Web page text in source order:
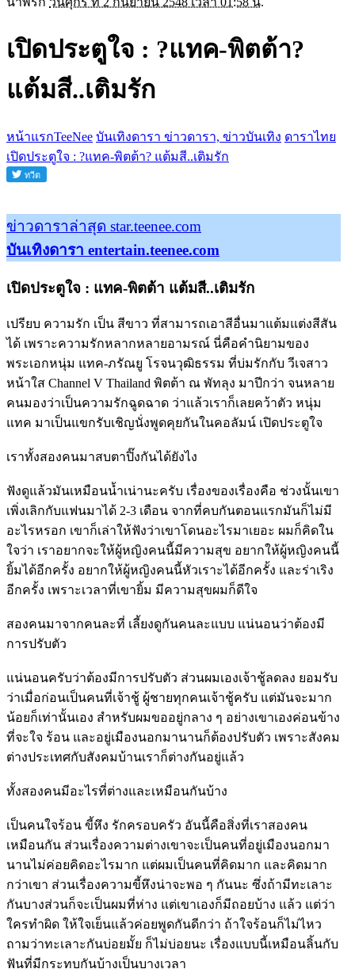
เปิดประตูใจ : ?แทค-พิตต้า?
แต้มสี..เติมรัก
หน้าแรกTeeNee บันเทิงดารา ข่าวดารา, ข่าวบันเทิง ดาราไทย
เปิดประตูใจ : ?แทค-พิตต้า? แต้มสี..เติมรัก
ข่าวดาราล่าสุด star.teenee.com
บันเทิงดารา entertain.teenee.com
เปิดประตูใจ : แทค-พิตต้า แต้มสี..เติมรัก
เปรียบ ความรัก เป็น สีขาว ที่สามารถเอาสีอื่นมาแต้มแต่งสีสัน
ได้ เพราะความรักหลากหลายอามรณ์ นี่คือคำนิยามของ
พระเอกหนุ่ม แทค-ภรัณยู โรจนวุฒิธรรม ที่บ่มรักกับ วีเจสาว
หน้าใส Channel V Thailand พิตต้า ณ พัทลุง มาปีกว่า จนหลาย
คนมองว่าเป็นความรักฉูดฉาด ว่าแล้วเราก็เลยคว้าตัว หนุ่ม
แทค มาเป็นแขกรับเชิญนั่งพูดคุยกันในคอลัมน์ เปิดประตูใจ
เราทั้งสองคนมาสบตาปิ๊งกันได้ยังไง
ฟังดูแล้วมันเหมือนน้ำเน่านะครับ เรื่องของเรื่องคือ ช่วงนั้นเขา
เพิ่งเลิกกับแฟนมาได้ 2-3 เดือน จากที่คบกันตอนแรกมันก็ไม่มี
อะไรหรอก เขาก็เล่าให้ฟังว่าเขาโดนอะไรมาเยอะ ผมก็คิดใน
ใจว่า เราอยากจะให้ผู้หญิงคนนี้มีความสุข อยากให้ผู้หญิงคนนี้
ยิ้มได้อีกครั้ง อยากให้ผู้หญิงคนนี้หัวเราะได้อีกครั้ง และร่าเริง
อีกครั้ง เพราะเวลาที่เขายิ้ม มีความสุขผมก็ดีใจ
สองคนมาจากคนละที่ เลี้ยงดูกันคนละแบบ แน่นอนว่าต้องมี
การปรับตัว
แน่นอนครับว่าต้องมีการปรับตัว ส่วนผมเองเจ้าชู้ลดลง ยอมรับ
ว่าเมื่อก่อนเป็นคนที่เจ้าชู้ ผู้ชายทุกคนเจ้าชู้ครับ แต่มันจะมาก
น้อยก็เท่านั้นเอง สำหรับผมขออยู่กลาง ๆ อย่างเขาเองค่อนข้าง
ที่จะใจ ร้อน และอยู่เมืองนอกมานานก็ต้องปรับตัว เพราะสังคม
ต่างประเทศกับสังคมบ้านเราก็ต่างกันอยู่แล้ว
ทั้งสองคนมีอะไรที่ต่างและเหมือนกันบ้าง
เป็นคนใจร้อน ขี้หึง รักครอบครัว อันนี้คือสิ่งที่เราสองคน
เหมือนกัน ส่วนเรื่องความต่างเขาจะเป็นคนที่อยู่เมืองนอกมา
นานไม่ค่อยคิดอะไรมาก แต่ผมเป็นคนที่คิดมาก และคิดมาก
กว่าเขา ส่วนเรื่องความขี้หึงน่าจะพอ ๆ กันนะ ซึ่งถ้ามีทะเลาะ
กันบางส่วนก็จะเป็นผมที่ห่าง แต่เขาเองก็มีถอยบ้าง แล้ว แต่ว่า
ใครทำผิด ให้ใจเย็นแล้วค่อยพูดกันดีกว่า ถ้าใจร้อนก็ไม่ไหว
ถามว่าทะเลาะกันบ่อยมั้ย ก็ไม่บ่อยนะ เรื่องแบบนี้เหมือนลิ้นกับ
ฟันที่มีกระทบกันบ้างเป็นบางเวลา